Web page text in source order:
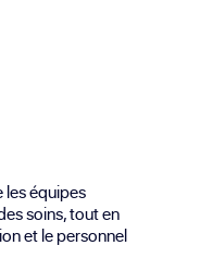
les équipes
soins, tout en
et le personnel